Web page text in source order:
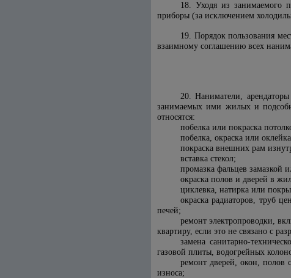
18. Уходя из занимаемого
приборы (за исключением
19. Порядок пользования
взаимному соглашению всех
20. Наниматели,
занимаемых ими жилых и
относятся:
побелка или покраска
побелка, окраска или
покраска внешних рам
вставка стекол;
промазка фальцев замазкой
окраска полов и дверей в
циклевка, натирка или
окраска радиаторов, труб
печей;
ремонт электропроводки,
квартиру, если это не связано с
замена санитарно-
газовой плиты, водогрейных
ремонт дверей, окон, полов
износа;